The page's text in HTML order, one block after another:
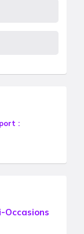
:
Occasions